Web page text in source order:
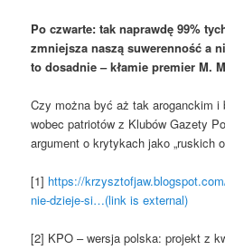
Po czwarte: tak naprawdę 99%
zmniejsza naszą suwerenność a
to dosadnie – kłamie premier M.
Czy można być aż tak aroganckim i
wobec patriotów z Klubów Gazety
argument o krytykach jako „ruskich
[1] https://
nie-dzieje-si…(link is external)
[2] KPO – wersja polska: projekt z